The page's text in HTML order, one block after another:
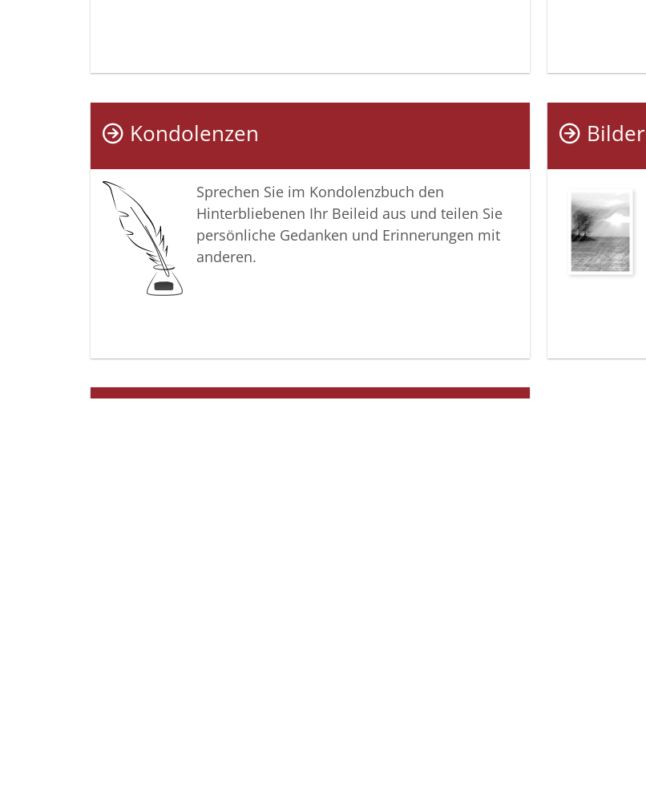
Kondolenzen
Sprechen Sie im Kondolenzbuch den
Hinterbliebenen Ihr Beileid aus und teilen Sie
persönliche Gedanken und Erinnerungen mit
anderen.
Bilder